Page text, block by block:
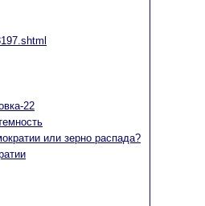
22
или зерно распада?